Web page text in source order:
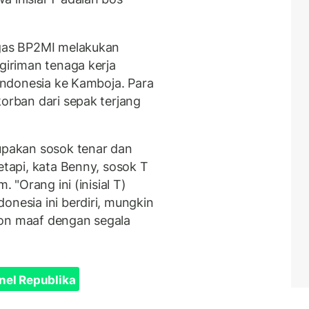
BP2MI melakukan
tenaga kerja
ke Kamboja. Para
dari sepak terjang
sosok tenar dan
kata Benny, sosok T
"Orang ini (inisial T)
ini berdiri, mungkin
maaf dengan segala
Republika